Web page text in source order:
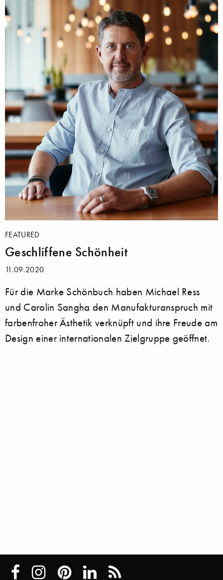
FEATURED
Geschliffene Schönheit
11.09.2020
Für die Marke Schönbuch haben Michael Ress
und Carolin Sangha den Manufakturanspruch mit
farbenfroher Ästhetik verknüpft und ihre Freude am
Design einer internationalen Zielgruppe geöffnet.